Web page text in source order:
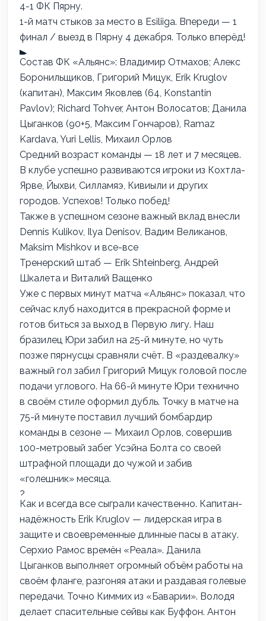
4-1 ФК Пярну.
1-й матч стыков за место в Esiliiga. Впереди — 1
финал / выезд в Пярну 4 декабря. Только вперёд!
Состав ФК «Альянс»: Владимир Отмахов; Алекс
Боронильщиков, Григорий Мицук, Erik Kruglov
(капитан), Максим Яковлев (64, Konstantin
Pavlov); Richard Tohver, Антон Волосатов; Данила
Цыганков (90+5, Максим Гончаров), Ramaz
Kardava, Yuri Lellis, Михаил Орлов
Средний возраст команды — 18 лет и 7 месяцев.
В клубе успешно развиваются игроки из Кохтла-
Ярве, Йыхви, Силламяэ, Кивиыли и других
городов. Успехов! Только побед!
Также в успешном сезоне важный вклад внесли
Dennis Kulikov, Ilya Denisov, Вадим Великанов,
Maksim Mishkov и все-все
Тренерский штаб — Erik Shteinberg, Андрей
Шкалета и Виталий Ващенко
Уже с первых минут матча «Альянс» показал, что
сейчас клуб находится в прекрасной форме и
готов биться за выход в Первую лигу. Наш
бразилец Юри забил на 25-й минуте, но чуть
позже пярнусцы сравняли счёт. В «раздевалку»
важный гол забил Григорий Мицук головой после
подачи углового. На 66-й минуте Юри технично
в своём стиле оформил дубль. Точку в матче на
75-й минуте поставил лучший бомбардир
команды в сезоне — Михаил Орлов, совершив
100-метровый забег Усэйна Болта со своей
штрафной площади до чужой и забив
«голешник» месяца.
Как и всегда все сыграли качественно. Капитан-
надёжность Erik Kruglov — лидерская игра в
защите и своевременные длинные пасы в атаку.
Серхио Рамос времён «Реала». Данила
Цыганков выполняет огромный объём работы на
своём фланге, разгоняя атаки и раздавая голевые
передачи. Точно Киммих из «Баварии». Володя
делает спасительные сейвы как Буффон. Антон